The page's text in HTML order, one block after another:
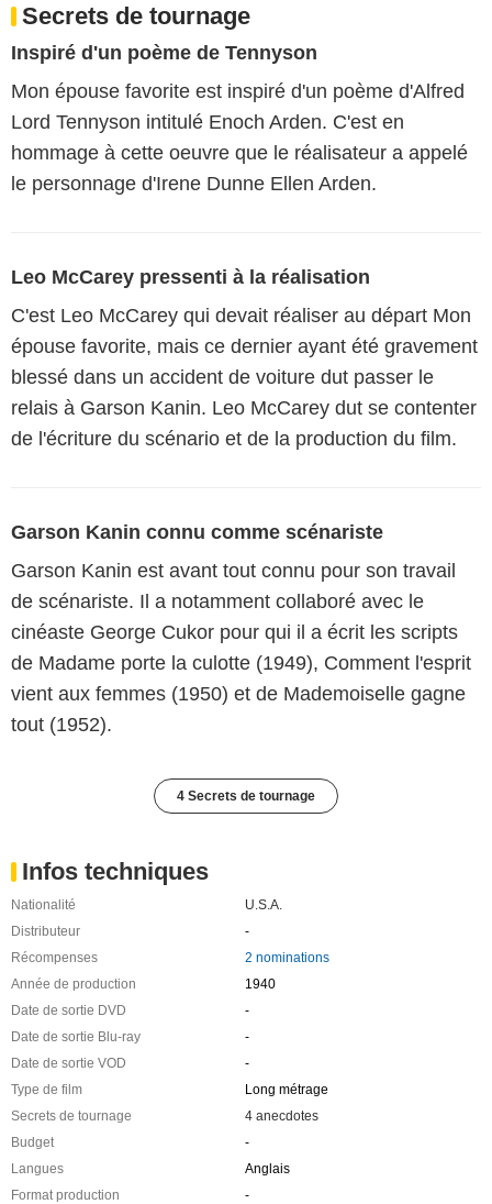
Secrets de tournage
Inspiré d'un poème de Tennyson
Mon épouse favorite est inspiré d'un poème d'Alfred
Lord Tennyson intitulé Enoch Arden. C'est en
hommage à cette oeuvre que le réalisateur a appelé
le personnage d'Irene Dunne Ellen Arden.
Leo McCarey pressenti à la réalisation
C'est Leo McCarey qui devait réaliser au départ Mon
épouse favorite, mais ce dernier ayant été gravement
blessé dans un accident de voiture dut passer le
relais à Garson Kanin. Leo McCarey dut se contenter
de l'écriture du scénario et de la production du film.
Garson Kanin connu comme scénariste
Garson Kanin est avant tout connu pour son travail
de scénariste. Il a notamment collaboré avec le
cinéaste George Cukor pour qui il a écrit les scripts
de Madame porte la culotte (1949), Comment l'esprit
vient aux femmes (1950) et de Mademoiselle gagne
tout (1952).
4 Secrets de tournage
Infos techniques
Nationalité
U.S.A.
Distributeur
-
Récompenses
2 nominations
Année de production
1940
Date de sortie DVD
-
Date de sortie Blu-ray
-
Date de sortie VOD
-
Type de film
Long métrage
Secrets de tournage
4 anecdotes
Budget
-
Langues
Anglais
Format production
-